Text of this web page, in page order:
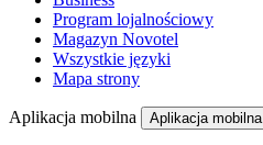
Program lojalnościowy
Magazyn Novotel
Wszystkie języki
Mapa strony
Aplikacja mobilna Aplikacja mobilna